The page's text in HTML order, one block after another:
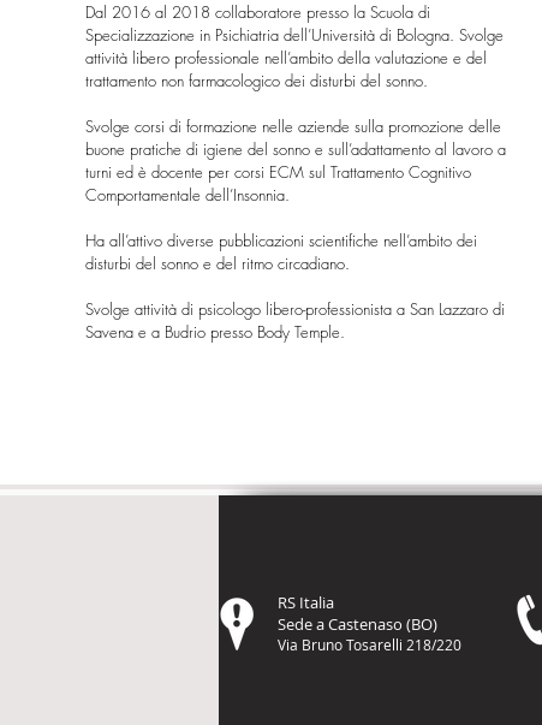
Dal 2016 al 2018 collaboratore presso la Scuola di
Specializzazione in Psichiatria dell’Università di Bologna. Svolge
attività libero professionale nell’ambito della valutazione e del
trattamento non farmacologico dei disturbi del sonno.
Svolge corsi di formazione nelle aziende sulla promozione delle
buone pratiche di igiene del sonno e sull’adattamento al lavoro a
turni ed è docente per corsi ECM sul Trattamento Cognitivo
Comportamentale dell’Insonnia.
Ha all’attivo diverse pubblicazioni scientifiche nell’ambito dei
disturbi del sonno e del ritmo circadiano.
Svolge attività di psicologo libero-professionista a San Lazzaro di
Savena e a Budrio presso Body Temple.
RS Italia
Sede a Castenaso (BO)
Via Bruno Tosarelli 218/220